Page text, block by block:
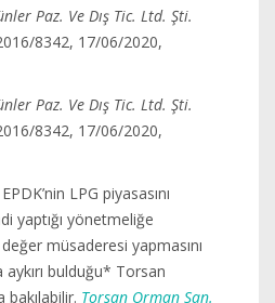
Paz. Ve Dış Tic. Ltd. Şti.
8342, 17/06/2020,
Paz. Ve Dış Tic. Ltd. Şti.
8342, 17/06/2020,
LPG piyasasını
yaptığı yönetmeliğe
müsaderesi yapmasını
aykırı bulduğu* Torsan
bakılabilir. Torsan Orman San.